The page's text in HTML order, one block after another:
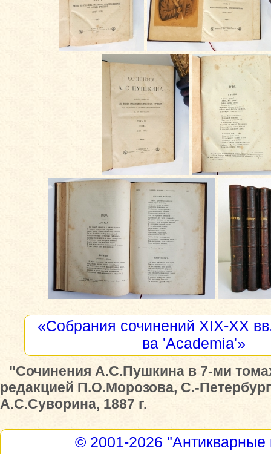
«Собрания сочинений XIX-XX
ва 'Academia'»
"Сочинения А.С.Пушкина в 7-ми
редакцией П.О.Морозова, С.-
А.С.Суворина, 1887 г.
© 2001-2026 "Антикварные